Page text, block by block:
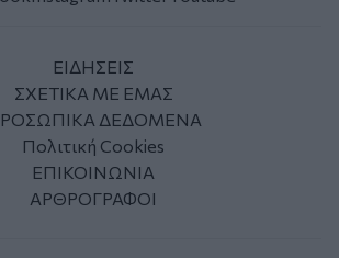
ΕΙΔΗΣΕΙΣ
ΣΧΕΤΙΚΑ ΜΕ ΕΜΑΣ
ΔΕΔΟΜΕΝΑ
Πολιτική Cookies
ΕΠΙΚΟΙΝΩΝΙΑ
ΑΡΘΡΟΓΡΑΦΟΙ